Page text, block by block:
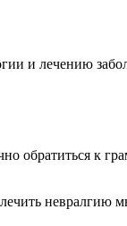
и лечению
обратиться к
невралгию